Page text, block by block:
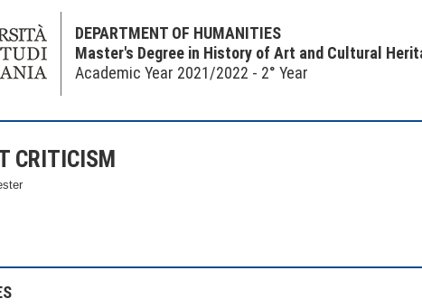
DEPARTMENT OF HUMANITIES
Master's Degree in History of Art and Cultural
Academic Year 2021/2022 - 2° Year
CRITICISM